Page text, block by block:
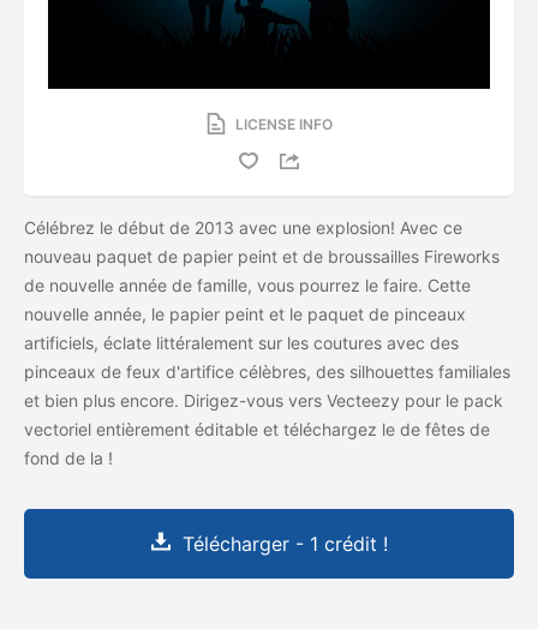
LICENSE INFO
Célébrez le début de 2013 avec une explosion! Avec ce
nouveau paquet de papier peint et de broussailles Fireworks
de nouvelle année de famille, vous pourrez le faire. Cette
nouvelle année, le papier peint et le paquet de pinceaux
artificiels, éclate littéralement sur les coutures avec des
pinceaux de feux d'artifice célèbres, des silhouettes familiales
et bien plus encore. Dirigez-vous vers Vecteezy pour le pack
vectoriel entièrement éditable et téléchargez le de fêtes de
fond de la !
Télécharger - 1 crédit !